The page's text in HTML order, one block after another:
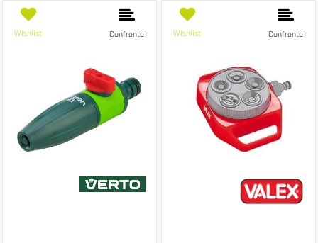
Wishlist Confronta Wishlist Confronta